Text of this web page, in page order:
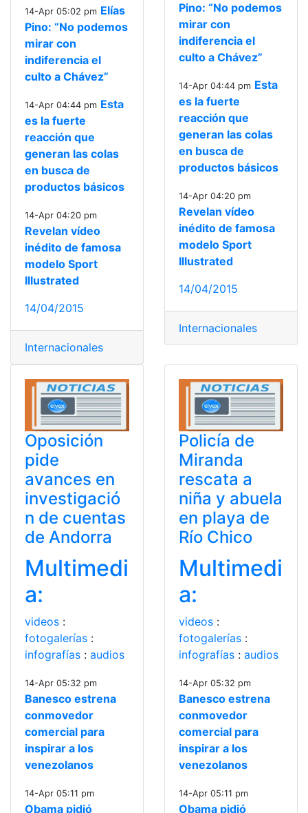
14-Apr 05:02 pm Elías
Pino: “No podemos
mirar con
indiferencia el
culto a Chávez”
14-Apr 04:44 pm Esta
es la fuerte
reacción que
generan las colas
en busca de
productos básicos
14-Apr 04:20 pm
Revelan vídeo
inédito de famosa
modelo Sport
Illustrated
14/04/2015
Internacionales
Pino: “No podemos
mirar con
indiferencia el
culto a Chávez”
14-Apr 04:44 pm Esta
es la fuerte
reacción que
generan las colas
en busca de
productos básicos
14-Apr 04:20 pm
Revelan vídeo
inédito de famosa
modelo Sport
Illustrated
14/04/2015
Internacionales
Oposición
pide
avances en
investigació
n de cuentas
de Andorra
Multimedi
a:
videos :
fotogalerías :
infografías : audios
14-Apr 05:32 pm
Banesco estrena
conmovedor
comercial para
inspirar a los
venezolanos
14-Apr 05:11 pm
Obama pidió
Policía de
Miranda
rescata a
niña y abuela
en playa de
Río Chico
Multimedi
a:
videos :
fotogalerías :
infografías : audios
14-Apr 05:32 pm
Banesco estrena
conmovedor
comercial para
inspirar a los
venezolanos
14-Apr 05:11 pm
Obama pidió